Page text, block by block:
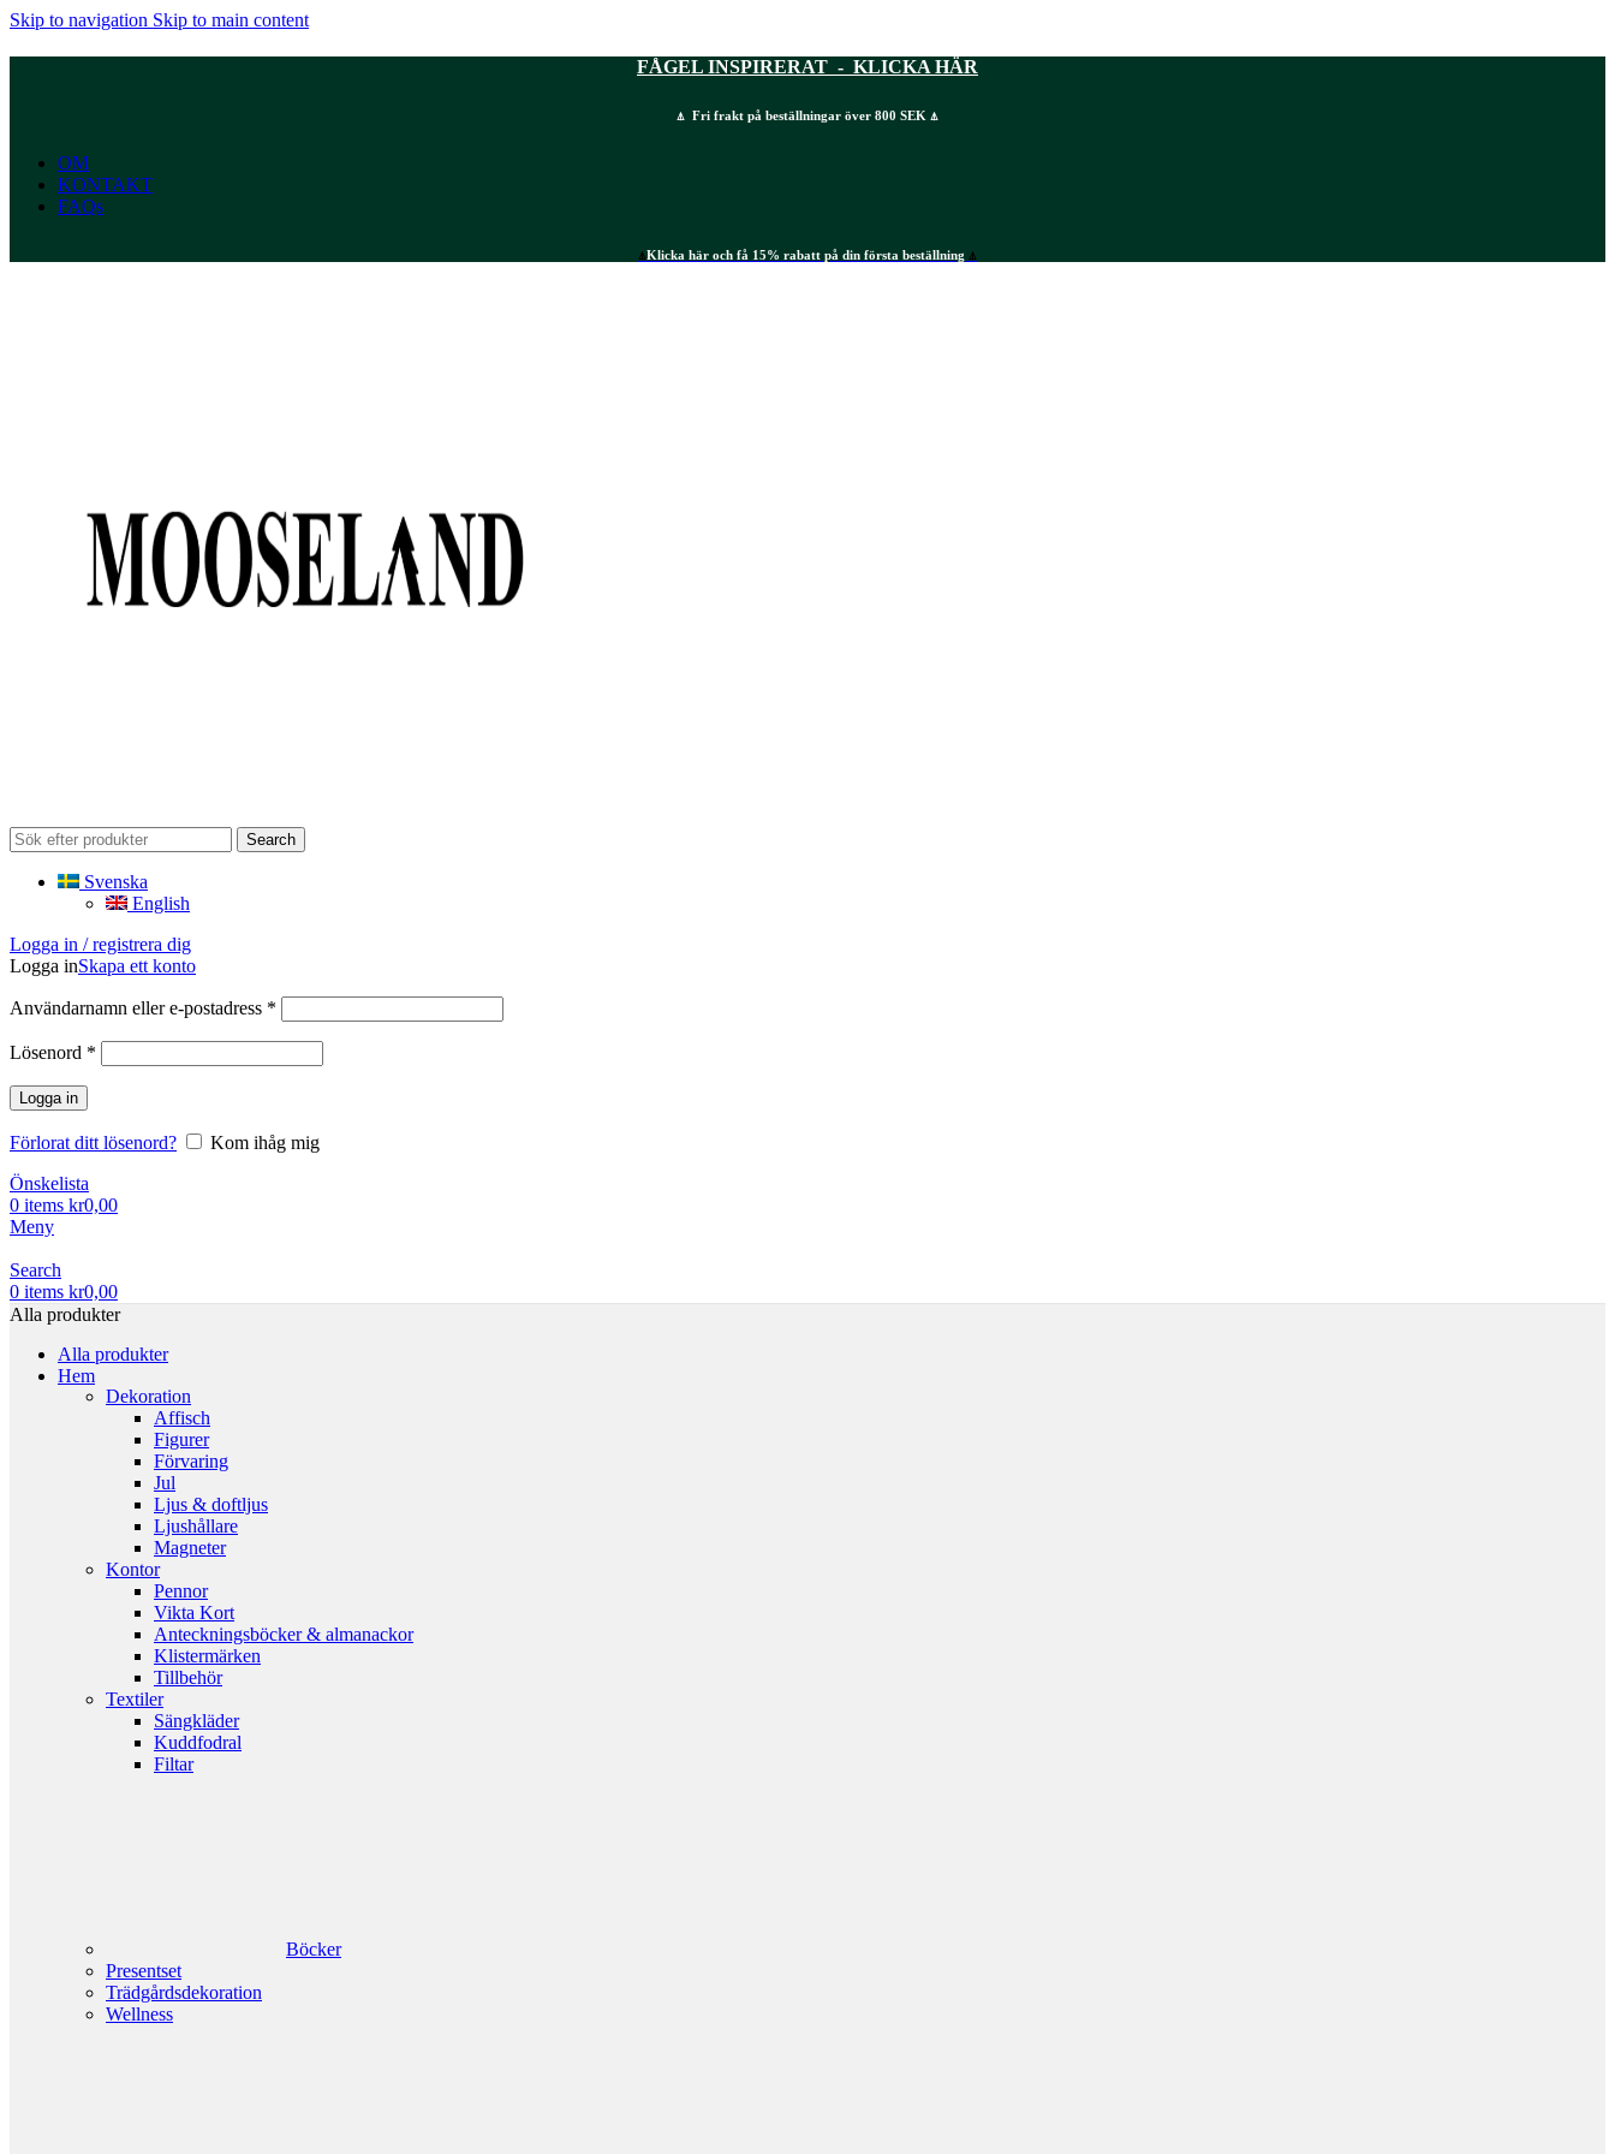
Skip to navigation Skip to main content
FÅGEL INSPIRERAT - KLICKA HÄR
⍋ Fri frakt på beställningar över 800 SEK ⍋
OM
KONTAKT
FAQs
⍋Klicka här och få 15% rabatt på din första beställning ⍋
Search
Svenska
English
Logga in / registrera dig
Logga inSkapa ett konto
Användarnamn eller e-postadress *
Lösenord *
Logga in
Förlorat ditt lösenord?
Kom ihåg mig
Önskelista
0 items kr0,00
Meny
Search
0 items kr0,00
Alla produkter
Alla produkter
Hem
Dekoration
Affisch
Figurer
Förvaring
Jul
Ljus & doftljus
Ljushållare
Magneter
Kontor
Pennor
Vikta Kort
Anteckningsböcker & almanackor
Klistermärken
Tillbehör
Textiler
Sängkläder
Kuddfodral
Filtar
Böcker
Presentset
Trädgårdsdekoration
Wellness